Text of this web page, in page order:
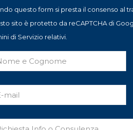
questo form si presta il consenso al
sito è protetto da reCAPTCHA di
di Servizio relativi.